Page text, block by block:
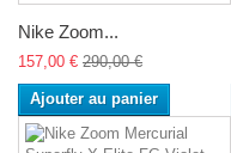
Nike Zoom...
157,00 € 290,00 €
Ajouter au panier